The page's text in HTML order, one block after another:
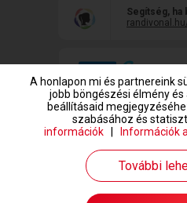
Segítség, ha
www.randivonal.hu © Copyright
A honlapon mi és partnereink
jobb böngészési élmény
beállításaid
szabásához és
információk
Információk
További